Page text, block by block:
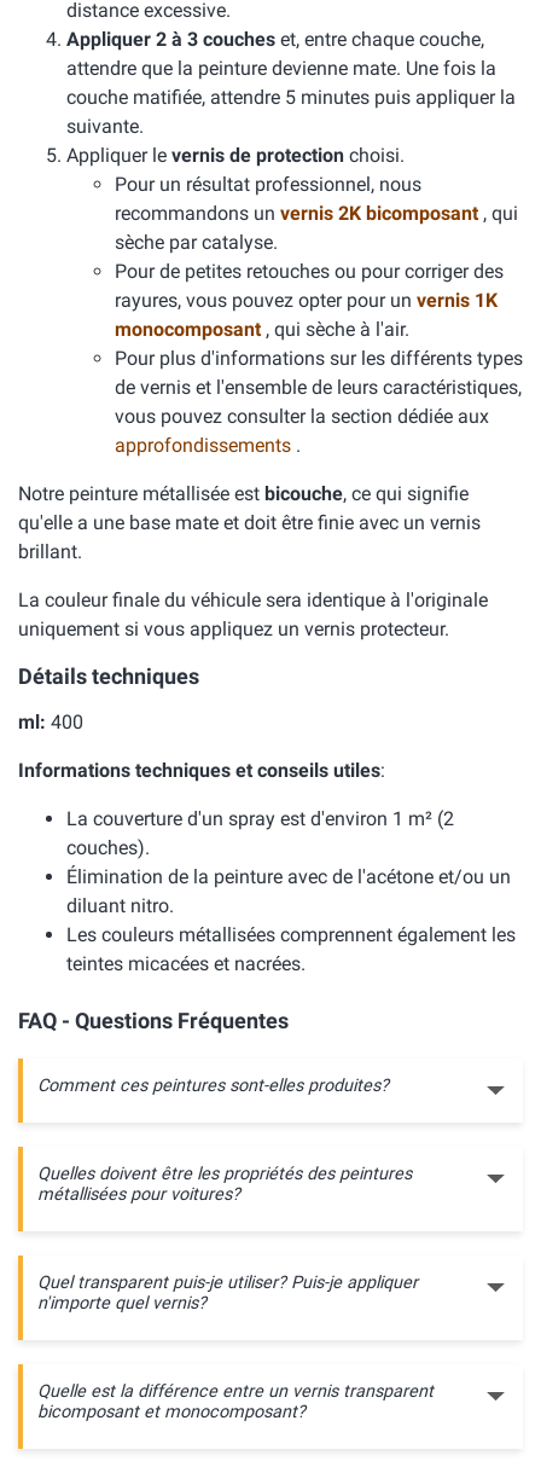
distance excessive.
Appliquer 2 à 3 couches et, entre chaque couche,
attendre que la peinture devienne mate. Une fois la
couche matifiée, attendre 5 minutes puis appliquer la
suivante.
Appliquer le vernis de protection choisi.
Pour un résultat professionnel, nous
recommandons un vernis 2K bicomposant , qui
sèche par catalyse.
Pour de petites retouches ou pour corriger des
rayures, vous pouvez opter pour un vernis 1K
monocomposant , qui sèche à l'air.
Pour plus d'informations sur les différents types
de vernis et l'ensemble de leurs caractéristiques,
vous pouvez consulter la section dédiée aux
approfondissements .
Notre peinture métallisée est bicouche, ce qui signifie
qu'elle a une base mate et doit être finie avec un vernis
brillant.
La couleur finale du véhicule sera identique à l'originale
uniquement si vous appliquez un vernis protecteur.
Détails techniques
ml: 400
Informations techniques et conseils utiles:
La couverture d'un spray est d'environ 1 m² (2
couches).
Élimination de la peinture avec de l'acétone et/ou un
diluant nitro.
Les couleurs métallisées comprennent également les
teintes micacées et nacrées.
FAQ - Questions Fréquentes
Comment ces peintures sont-elles produites?
Quelles doivent être les propriétés des peintures
métallisées pour voitures?
Quel transparent puis-je utiliser? Puis-je appliquer
n'importe quel vernis?
Quelle est la différence entre un vernis transparent
bicomposant et monocomposant?